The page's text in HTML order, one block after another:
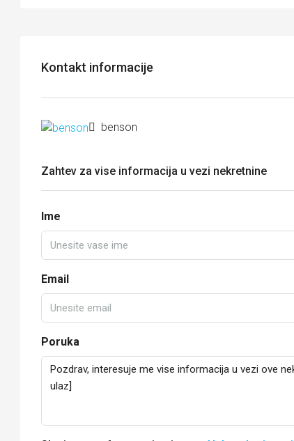
Kontakt informacije
benson
Zahtev za vise informacija u vezi nekretnine
Ime
Email
Poruka